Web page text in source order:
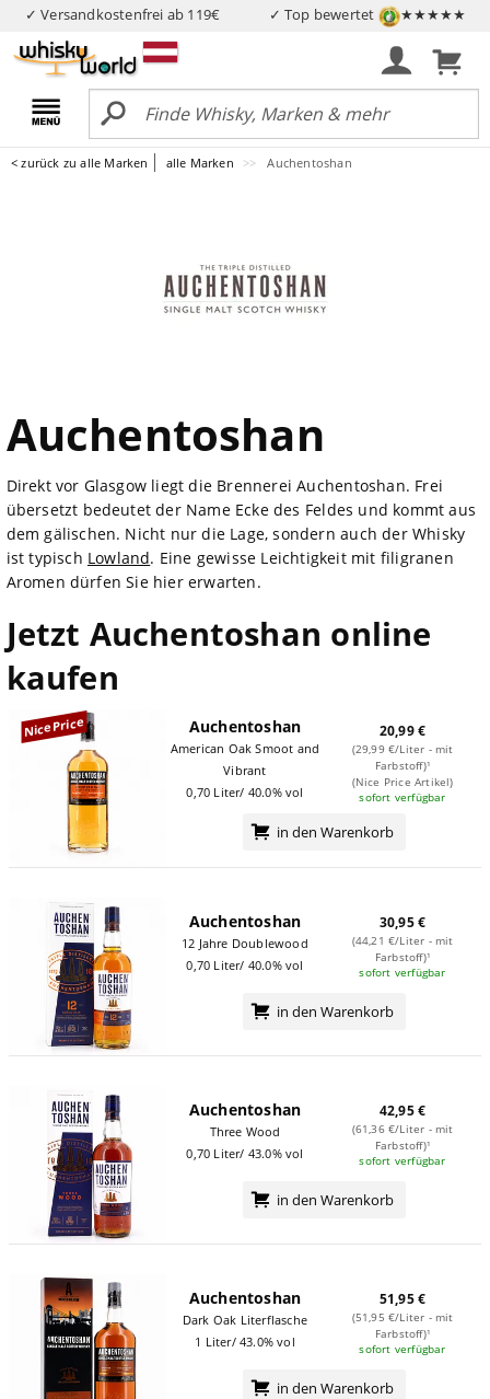
✓ Versandkostenfrei ab 119€ ✓ Top bewertet ★★★★★
< zurück zu alle Marken alle Marken Auchentoshan
Auchentoshan
Direkt vor Glasgow liegt die Brennerei Auchentoshan. Frei
übersetzt bedeutet der Name Ecke des Feldes und kommt aus
dem gälischen. Nicht nur die Lage, sondern auch der Whisky
ist typisch Lowland. Eine gewisse Leichtigkeit mit filigranen
Aromen dürfen Sie hier erwarten.
Jetzt Auchentoshan online
kaufen
NicePrice Auchentoshan
American Oak Smoot and
Vibrant
0,70 Liter/ 40.0% vol
20,99 €
(29,99 €/Liter - mit
Farbstoff)¹
(Nice Price Artikel)
sofort verfügbar
in den Warenkorb
Auchentoshan
12 Jahre Doublewood
0,70 Liter/ 40.0% vol
30,95 €
(44,21 €/Liter - mit
Farbstoff)¹
sofort verfügbar
in den Warenkorb
Auchentoshan
Three Wood
0,70 Liter/ 43.0% vol
42,95 €
(61,36 €/Liter - mit
Farbstoff)¹
sofort verfügbar
in den Warenkorb
Auchentoshan
Dark Oak Literflasche
1 Liter/ 43.0% vol
51,95 €
(51,95 €/Liter - mit
Farbstoff)¹
sofort verfügbar
in den Warenkorb